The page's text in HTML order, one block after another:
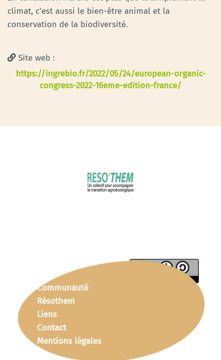
climat, c'est aussi le bien-être animal et la
conservation de la biodiversité.
Site web :
https://ingrebio.fr/2022/05/24/european-organic-
congress-2022-16eme-edition-france/
Communauté
Résothem
Liens
Contact
Mentions légales